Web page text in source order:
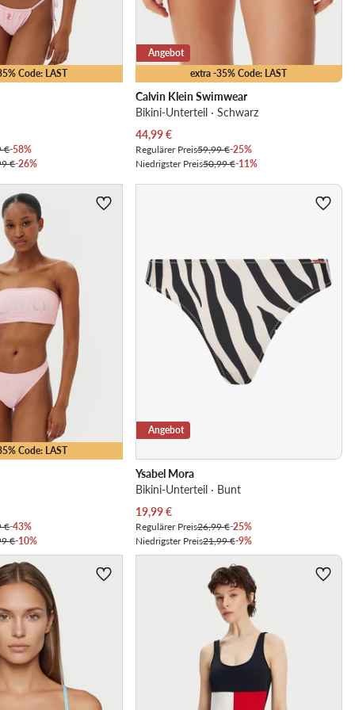
Code: LAST
€-58%
€-26%
extra -35% Code: LAST
Angebot
Calvin Klein Swimwear
Bikini-Unterteil · Schwarz
Aktueller Preis
44,99€
Regulärer Preis59,99 €-25%
Niedrigster Preis50,99 €-11%
Code: LAST
€-43%
€-10%
Angebot
Ysabel Mora
Bikini-Unterteil · Bunt
Aktueller Preis
19,99€
Regulärer Preis26,99 €-25%
Niedrigster Preis21,99 €-9%